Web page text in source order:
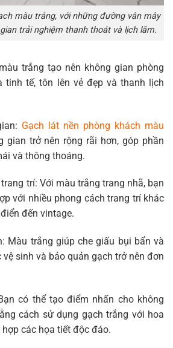
màu trắng, với những đường vân mây
trải nghiệm thanh thoát và lịch lãm.
trắng tạo nên không gian phòng
tinh tế, tôn lên vẻ đẹp và thanh lịch
Gạch lát nền phòng khách màu
gian trở nên rộng rãi hơn, góp phần
và thông thoáng.
trí: Với màu trắng trang nhã, bạn
với nhiều phong cách trang trí khác
đến vintage.
Màu trắng giúp che giấu bụi bẩn và
vệ sinh và bảo quản gạch trở nên đơn
có thể tạo điểm nhấn cho không
cách sử dụng gạch trắng với hoa
các họa tiết độc đáo.